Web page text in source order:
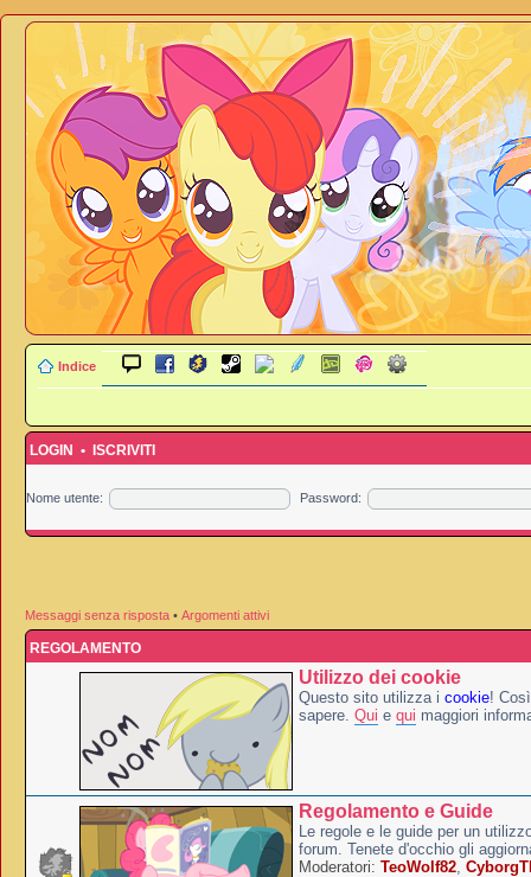
Indice
LOGIN • ISCRIVITI
Nome utente: Password:
Messaggi senza risposta • Argomenti attivi
REGOLAMENTO
Utilizzo dei cookie
Questo sito utilizza i cookie!
sapere. Qui e qui maggiori
Regolamento e Guide
Le regole e le guide per un
forum. Tenete d'occhio gli
Moderatori: TeoWolf82,